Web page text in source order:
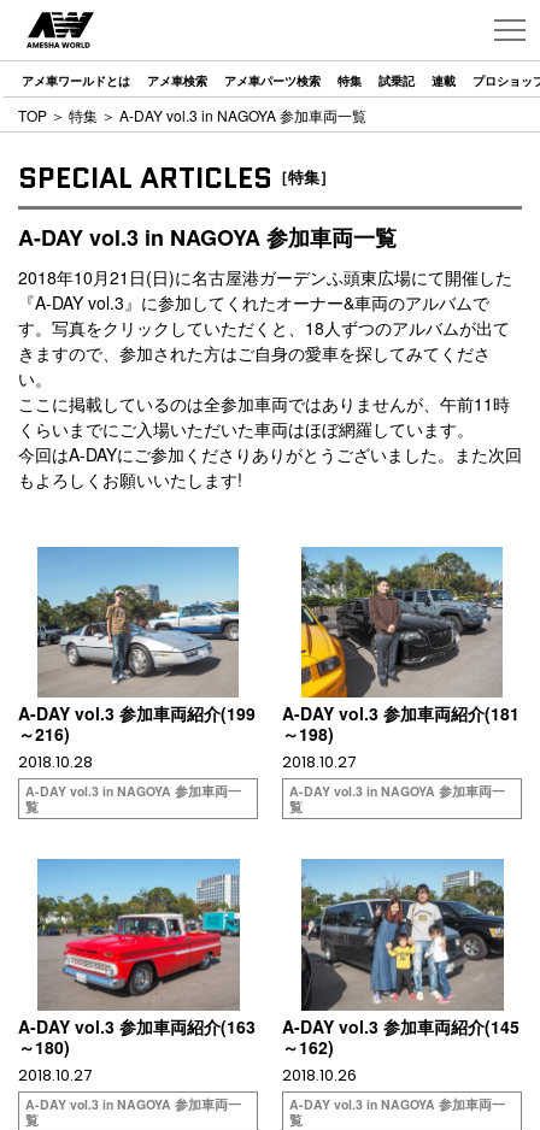
アメ車ワールドとは アメ車検索 アメ車パーツ検索 特集 試乗記 連載 プロショッ
TOP ＞ 特集 ＞ A-DAY vol.3 in NAGOYA 参加車両一覧
SPECIAL ARTICLES ［特集］
A-DAY vol.3 in NAGOYA 参加車両一覧
2018年10月21日(日)に名古屋港ガーデンふ頭東広場にて開催した
『A-DAY vol.3』に参加してくれたオーナー&車両のアルバムで
す。写真をクリックしていただくと、18人ずつのアルバムが出て
きますので、参加された方はご自身の愛車を探してみてくださ
い。
ここに掲載しているのは全参加車両ではありませんが、午前11時
くらいまでにご入場いただいた車両はほぼ網羅しています。
今回はA-DAYにご参加くださりありがとうございました。また次回
もよろしくお願いいたします!
A-DAY vol.3 参加車両紹介(199
～216)
2018.10.28
A-DAY vol.3 in NAGOYA 参加車両一
覧
A-DAY vol.3 参加車両紹介(181
～198)
2018.10.27
A-DAY vol.3 in NAGOYA 参加車両一
覧
A-DAY vol.3 参加車両紹介(163
～180)
2018.10.27
A-DAY vol.3 in NAGOYA 参加車両一
覧
A-DAY vol.3 参加車両紹介(145
～162)
2018.10.26
A-DAY vol.3 in NAGOYA 参加車両一
覧